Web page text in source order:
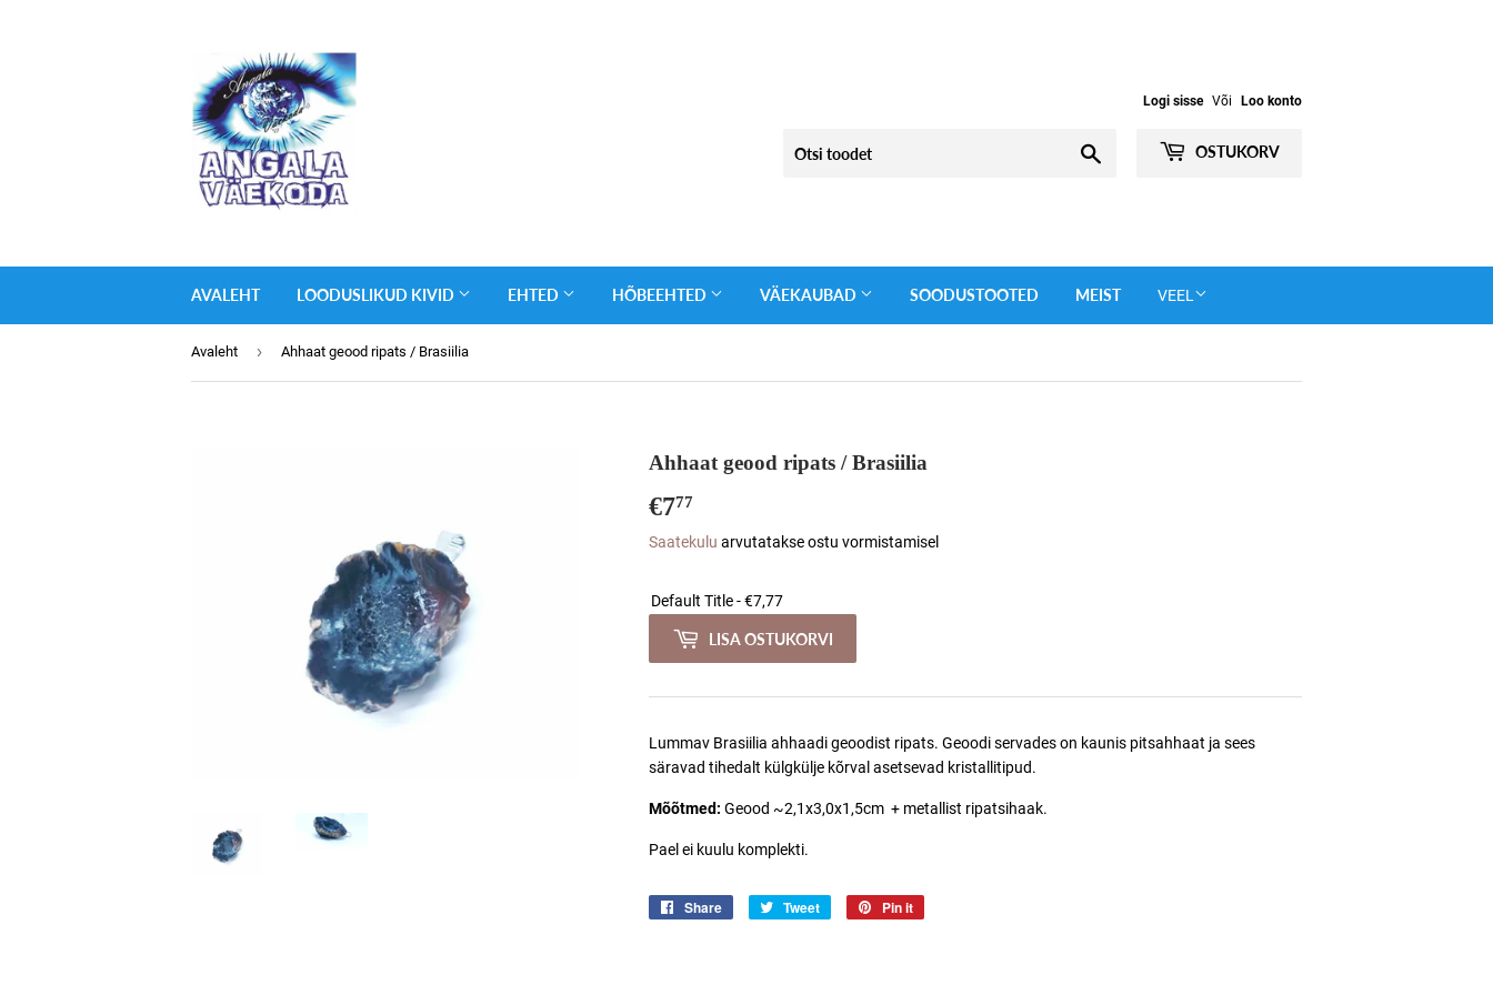
Logi sisse Või Loo konto
OSTUKORV
AVALEHT LOODUSLIKUD KIVID EHTED HÕBEEHTED VÄEKAUBAD SOODUSTOOTED MEIST VEEL
Avaleht › Ahhaat geood ripats / Brasiilia
Ahhaat geood ripats / Brasiilia
€777
Saatekulu arvutatakse ostu vormistamisel
LISA OSTUKORVI
Lummav Brasiilia ahhaadi geoodist ripats. Geoodi servades on kaunis pitsahhaat ja sees
säravad tihedalt külgkülje kõrval asetsevad kristallitipud.
Mõõtmed: Geood ~2,1x3,0x1,5cm + metallist ripatsihaak.
Pael ei kuulu komplekti.
Share
Jaga
Tweet
Jaga
Pin it